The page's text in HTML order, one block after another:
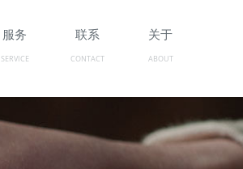
服务
SERVICE
联系
CONTACT
关于
ABOUT